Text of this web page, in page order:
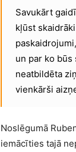
Savukārt
kļūst
un par ko būs
neatbildēta
vienkārši
Noslēgumā
iemācīties tajā